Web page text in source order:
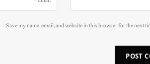
Save my name, email, and website in this browser for the next